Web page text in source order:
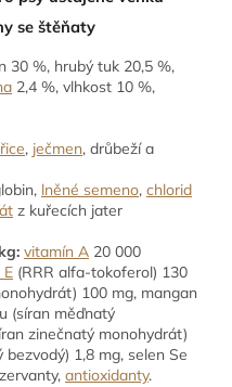
se štěňaty
30 %, hrubý tuk 20,5 %,
2,4 %, vlhkost 10 %,
, ječmen, drůbeží a
lněné semeno, chlorid
z kuřecích jater
vitamín A 20 000
(RRR alfa-tokoferol) 130
100 mg, mangan
(síran měďnatý
zinečnatý monohydrát)
1,8 mg, selen Se
antioxidanty.